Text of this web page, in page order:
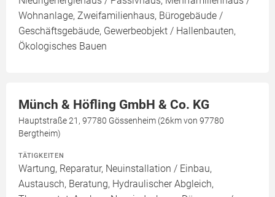
Wohnanlage, Zweifamilienhaus, Bürogebäude /
Geschäftsgebäude, Gewerbeobjekt / Hallenbauten,
Ökologisches Bauen
Münch & Höfling GmbH & Co. KG
Hauptstraße 21, 97780 Gössenheim (26km von 97780
Bergtheim)
TÄTIGKEITEN
Wartung, Reparatur, Neuinstallation / Einbau,
Austausch, Beratung, Hydraulischer Abgleich,